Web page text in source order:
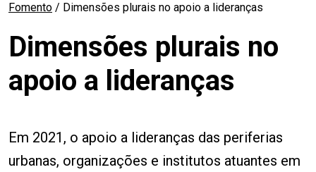
Fomento / Dimensões plurais no apoio a lideranças
Dimensões plurais no
apoio a lideranças
Em 2021, o apoio a lideranças das periferias
urbanas, organizações e institutos atuantes em